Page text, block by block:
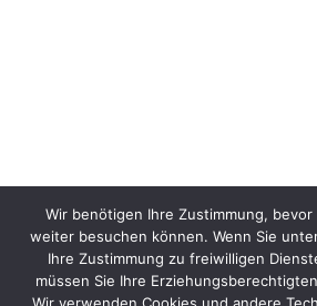
Wir benötigen Ihre Zustimmung, bevor
weiter besuchen können. Wenn Sie
Ihre Zustimmung zu freiwilligen
müssen Sie Ihre